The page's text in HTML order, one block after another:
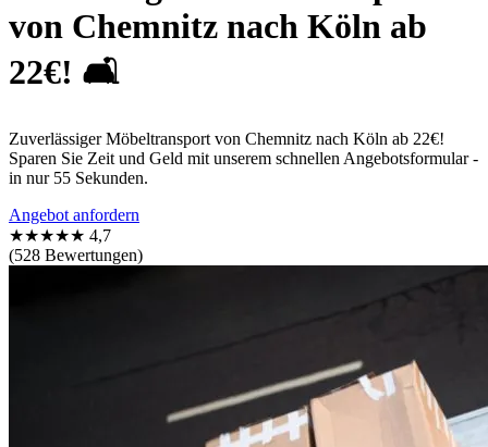
von Chemnitz nach Köln ab
22€! 🛋️
Zuverlässiger Möbeltransport von Chemnitz nach Köln ab 22€!
Sparen Sie Zeit und Geld mit unserem schnellen Angebotsformular -
in nur 55 Sekunden.
Angebot anfordern
★★★★★ 4,7
(528 Bewertungen)